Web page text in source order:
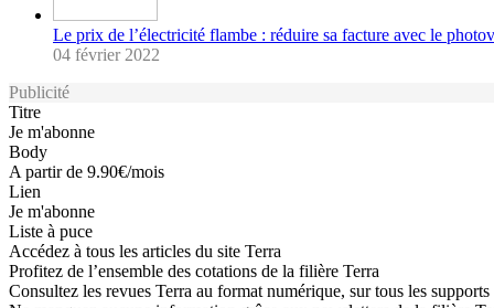
Le prix de l’électricité flambe : réduire sa facture avec le
04 février 2022
Publicité
Titre
Je m'abonne
Body
A partir de 9.90€/mois
Lien
Je m'abonne
Liste à puce
Accédez à tous les articles du site Terra
Profitez de l’ensemble des cotations de la filière Terra
Consultez les revues Terra au format numérique, sur tous les supports